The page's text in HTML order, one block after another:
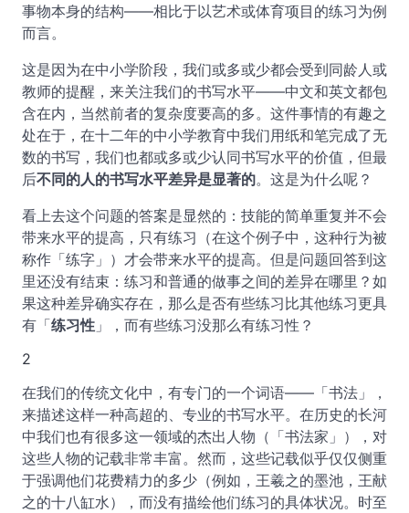
事物本身的结构——相比于以艺术或体育项目的练习为例
而言。
这是因为在中小学阶段，我们或多或少都会受到同龄人或
教师的提醒，来关注我们的书写水平——中文和英文都包
含在内，当然前者的复杂度要高的多。这件事情的有趣之
处在于，在十二年的中小学教育中我们用纸和笔完成了无
数的书写，我们也都或多或少认同书写水平的价值，但最
后不同的人的书写水平差异是显著的。这是为什么呢？
看上去这个问题的答案是显然的：技能的简单重复并不会
带来水平的提高，只有练习（在这个例子中，这种行为被
称作「练字」）才会带来水平的提高。但是问题回答到这
里还没有结束：练习和普通的做事之间的差异在哪里？如
果这种差异确实存在，那么是否有些练习比其他练习更具
有「练习性 」，而有些练习没那么有练习性？
2
在我们的传统文化中，有专门的一个词语——「书法」，
来描述这样一种高超的、专业的书写水平。在历史的长河
中我们也有很多这一领域的杰出人物（「书法家」），对
这些人物的记载非常丰富。然而，这些记载似乎仅仅侧重
于强调他们花费精力的多少（例如，王羲之的墨池，王献
之的十八缸水），而没有描绘他们练习的具体状况。时至